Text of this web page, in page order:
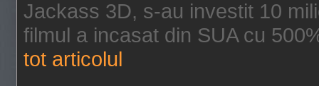
Jackass 3D, s-au investit 10
filmul a incasat din SUA cu
tot articolul